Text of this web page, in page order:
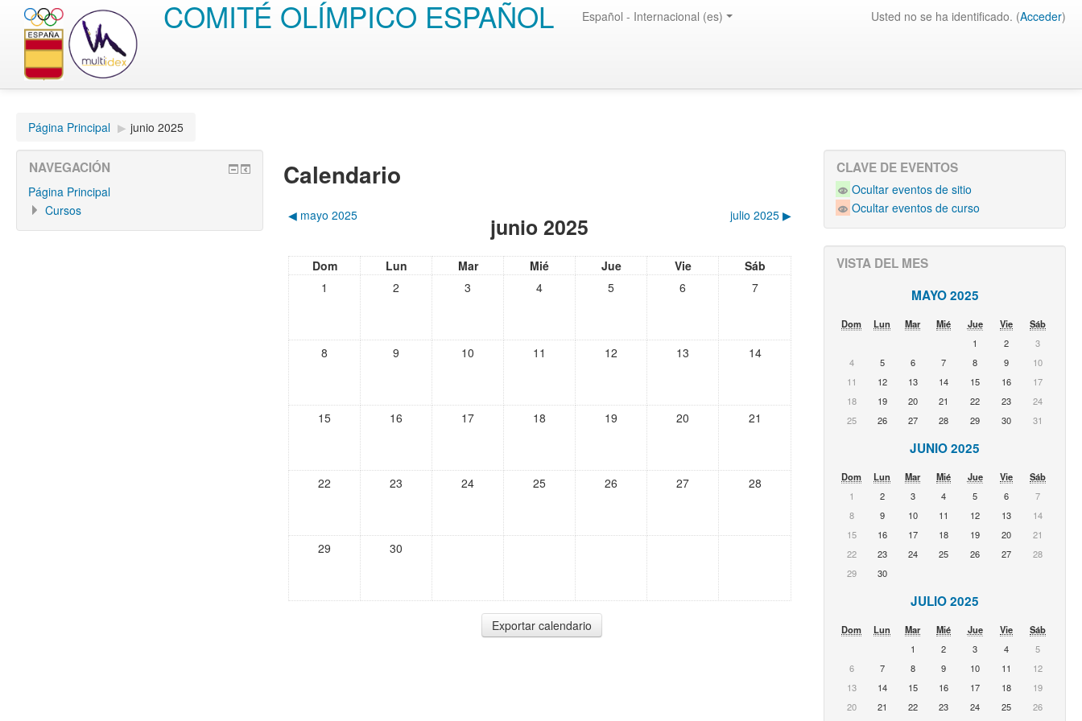
COMITÉ OLÍMPICO ESPAÑOL Usted no se ha identificado. (Acceder)
Español - Internacional (es)
Página Principal ▶︎ junio 2025
Calendario
◀︎ mayo 2025 junio 2025 julio 2025 ▶︎
Dom Lun Mar Mié Jue Vie
Sáb
1
2 3 4 5 6 7
8 9 10 11 12 13 14
15 16 17 18 19 20 21
22 23 24 25 26 27 28
29 30
NAVEGACIÓN
Página Principal
Cursos
CLAVE DE EVENTOS
Ocultar eventos de sitio
Ocultar eventos de curso
VISTA DEL MES
MAYO 2025
Dom Lun Mar Mié Jue Vie
Sáb
1
2
3
4
5 6 7 8 9
10
11
12 13 14 15 16
17
18
19 20 21 22 23
24
25
26 27 28 29 30 31
JUNIO 2025
Dom Lun Mar Mié Jue Vie
Sáb
1
2 3 4 5 6
7
8
9 10 11 12 13
14
15
16 17 18 19 20
21
22
23 24 25 26 27
28
29
30
JULIO 2025
Dom Lun Mar Mié Jue Vie
Sáb
1
2 3 4
5
6
7 8 9 10 11
12
13
14 15 16 17 18
19
20
21 22 23 24 25
26